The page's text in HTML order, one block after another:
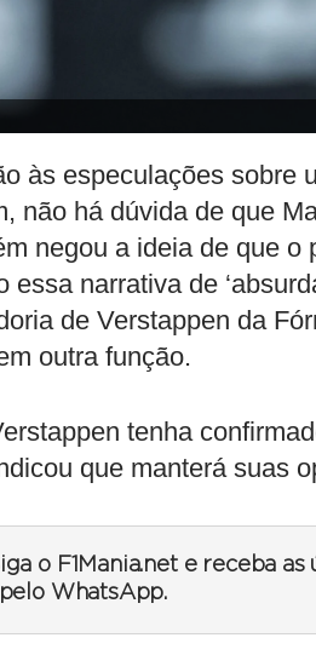
às especulações sobre
não há dúvida de que
negou a ideia de que
essa narrativa de
de Verstappen da
outra função.
tenha
que manterá suas
o F1Mania.net e receba
pelo WhatsApp.